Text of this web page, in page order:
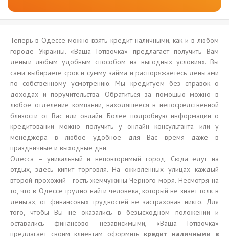
Теперь в Одессе можно взять кредит наличными, как и в любом
городе Украины. «Ваша Готівочка» предлагает получить Вам
деньги любым удобным способом на выгодных условиях. Вы
сами выбираете срок и сумму займа и распоряжаетесь деньгами
по собственному усмотрению. Мы кредитуем без справок о
доходах и поручительства. Обратиться за помощью можно в
любое отделение компании, находящееся в непосредственной
близости от Вас или онлайн. Более подробную информации о
кредитовании можно получить у онлайн консультанта или у
менеджера в любое удобное для Вас время даже в
праздничные и выходные дни.
Одесса – уникальный и неповторимый город. Сюда едут на
отдых, здесь кипит торговля. На оживленных улицах каждый
второй прохожий - гость жемчужины Черного моря. Несмотря на
то, что в Одессе трудно найти человека, который не знает толк в
деньгах, от финансовых трудностей не застрахован никто. Для
того, чтобы Вы не оказались в безысходном положении и
оставались финансово независимыми, «Ваша Готівочка»
предлагает своим клиентам оформить кредит наличными в